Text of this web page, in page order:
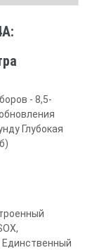
- 8,5-
Глубокая
Единственный